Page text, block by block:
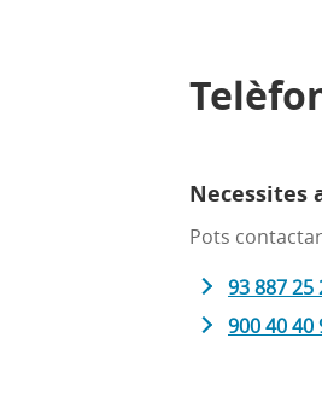
Necessites
Pots
93 887 25
900 40 40